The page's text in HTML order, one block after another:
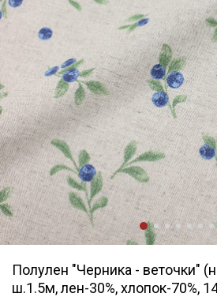
Полулен "Черника - веточки"
ш.1.5м, лен-30%, хлопок-70%,